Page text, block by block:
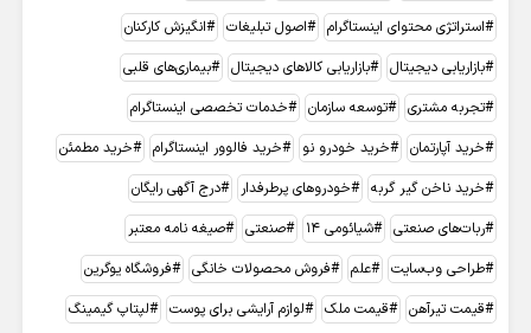
استراتژی محتوای اینستاگرام
اصول تبلیغات
انگیزش کارکنان
بازاریابی دیجیتال
بازاریابی کالاهای دیجیتال
بیماری‌های قلبی
تجربه مشتری
توسعه سازمان
خدمات تخصصی اینستاگرام
خرید آپارتمان
خرید خودرو نو خرید فالوور اینستاگرام
خرید مطمئن
خرید ناخن گیر گربه
خودروهای پرطرفدار
درج آگهی رایگان
ربات‌های صنعتی
شیائومی 14 صنعتی
صیغه نامه معتبر
طراحی وب‌سایت
علم فروش محصولات خانگی
فروشگاه یوگرین
قیمت تیرآهن
قیمت ملک لوازم آرایشی برای پوست
لپتاپ گیمینگ